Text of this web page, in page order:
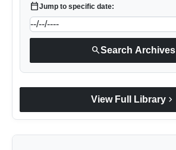
calendar_todayJump to specific date:
searchSearch Archives
View Full Library chevron_right